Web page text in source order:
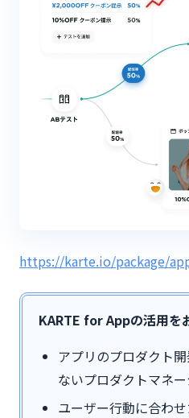
https://karte.io/package/
KARTE for Appの活用を
アプリのプロダクト
ないプロダクトマネ
ユーザー行動に合わ